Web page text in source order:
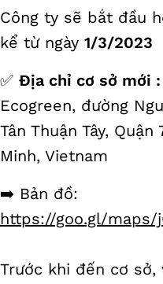
Công ty sẽ bắt đầu
kể từ ngày 1/3/2023
✅ Địa chỉ cơ sở mới :
Ecogreen, đường
Tân Thuận Tây,
Minh, Vietnam
➡️ Bản đồ:
https://goo.gl/maps/
Trước khi đến cơ